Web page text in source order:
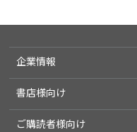
企業情報
書店様向け
ご購読者様向け